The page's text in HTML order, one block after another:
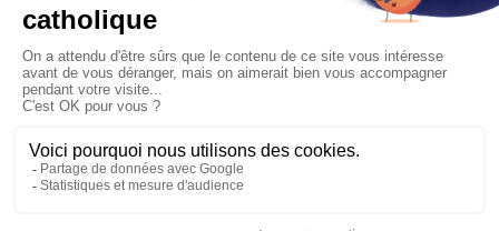
La visite pastorale du pape Léon
XIV à Assise à suivre sur KTO le
jeudi 6 août
Le pape en Uruguay, Argentine et
Pérou du 6 au 17 novembre 2026